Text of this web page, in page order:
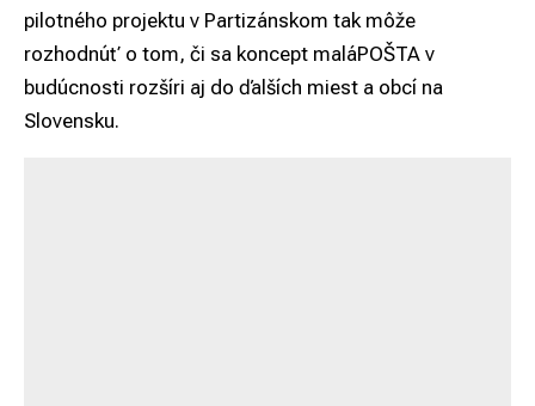
pilotného projektu v Partizánskom tak môže
rozhodnúť o tom, či sa koncept maláPOŠTA v
budúcnosti rozšíri aj do ďalších miest a obcí na
Slovensku.